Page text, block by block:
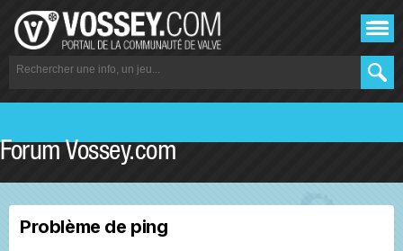
Forum Vossey.com
Problème de ping